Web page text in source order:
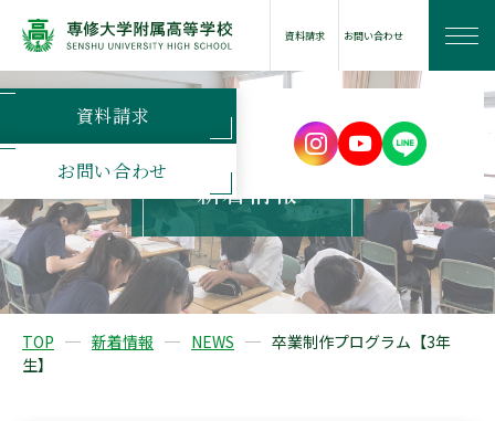
資料請求 お問い合わせ
学校案内
学びの特長
学校生活
新着情報
TOP 新着情報 NEWS
卒業制作プログラム【3年
生】
資料請求
お問い合わせ